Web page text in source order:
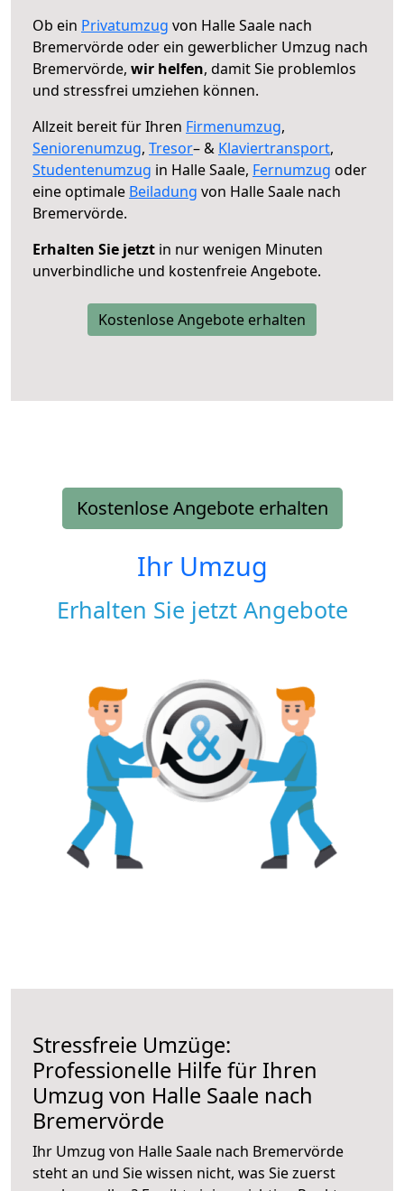
Ob ein Privatumzug von Halle Saale nach
Bremervörde oder ein gewerblicher Umzug nach
Bremervörde, wir helfen, damit Sie problemlos
und stressfrei umziehen können.
Allzeit bereit für Ihren Firmenumzug,
Seniorenumzug, Tresor– & Klaviertransport,
Studentenumzug in Halle Saale, Fernumzug oder
eine optimale Beiladung von Halle Saale nach
Bremervörde.
Erhalten Sie jetzt in nur wenigen Minuten
unverbindliche und kostenfreie Angebote.
Kostenlose Angebote erhalten
Kostenlose Angebote erhalten
Ihr Umzug
Erhalten Sie jetzt Angebote
Stressfreie Umzüge:
Professionelle Hilfe für Ihren
Umzug von Halle Saale nach
Bremervörde
Ihr Umzug von Halle Saale nach Bremervörde
steht an und Sie wissen nicht, was Sie zuerst